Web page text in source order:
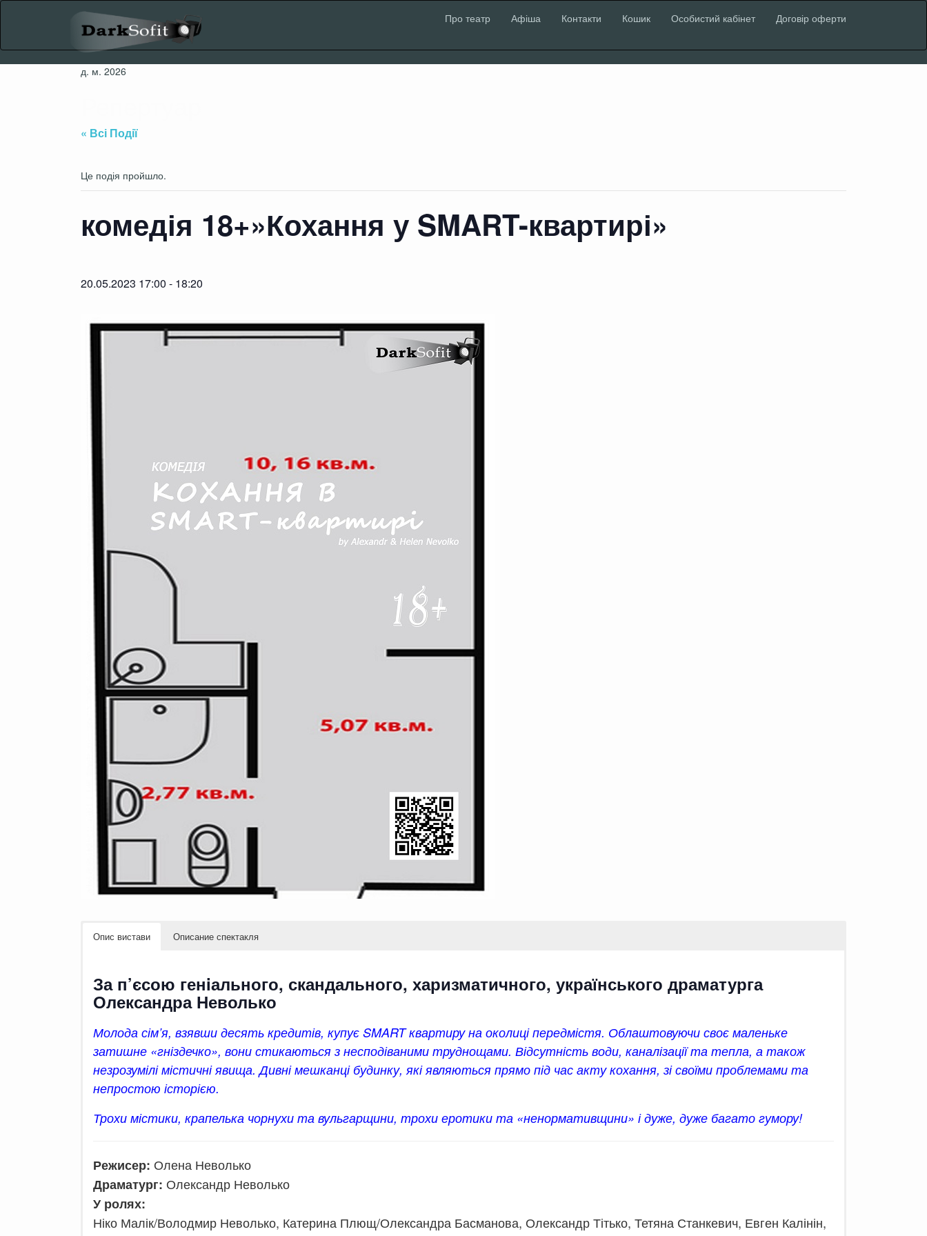
Про театр Афіша Контакти Кошик Особистий кабінет Договір оферти
д. м. 2026
« Всі Події
Це подія пройшло.
комедія 18+»Кохання у SMART-квартирі»
20.05.2023 17:00 - 18:20
Опис вистави Описание спектакля
За п’єсою генiального, скандального, харизматичного, українського драматурга
Олександра Неволько
Молода сім’я, взявши десять кредитів, купує SMART квартиру на околиці передмістя. Облаштовуючи своє маленьке
затишне «гніздечко», вони стикаються з несподіваними труднощами. Відсутність води, каналізації та тепла, а також
незрозумілі містичні явища. Дивні мешканці будинку, які являються прямо під час акту кохання, зі своїми проблемами та
непростою історією.
Трохи містики, крапелька чорнухи та вульгарщини, трохи еротики та «ненормативщини» і дуже, дуже багато гумору!
Режисер: Олена Неволько
Драматург: Олександр Неволько
У ролях:
Ніко Малік/Володмир Неволько, Катерина Плющ/Олександра Басманова, Олександр Тітько, Тетяна Станкевич, Евген Калінін,